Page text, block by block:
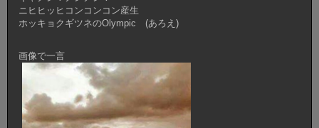
ニヒヒッヒコンコンコン産生
ホッキョクギツネのOlympic (あろえ)
画像で一言